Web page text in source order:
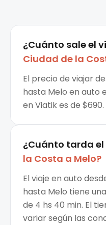
¿Cuánto sale el
Ciudad de la
El precio de viajar
hasta Melo en auto
en Viatik es de $690.
¿Cuánto tarda
la Costa a Melo?
El viaje en auto
hasta Melo tiene
de 4 hs 40 min. El
variar según las